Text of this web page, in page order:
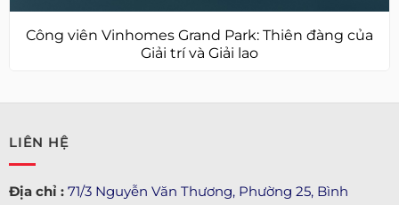
Công viên Vinhomes Grand Park: Thiên đàng của
Giải trí và Giải lao
LIÊN HỆ
Địa chỉ : 71/3 Nguyễn Văn Thương, Phường 25, Bình